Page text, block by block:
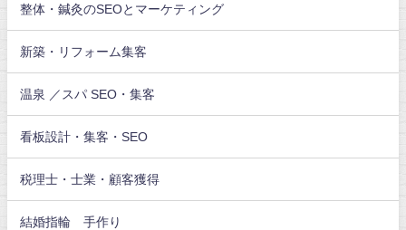
整体・鍼灸のSEOとマーケティング
新築・リフォーム集客
温泉 ／スパ SEO・集客
看板設計・集客・SEO
税理士・士業・顧客獲得
結婚指輪 手作り